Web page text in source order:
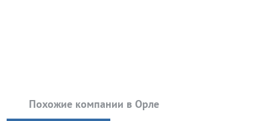
Похожие компании в Орле